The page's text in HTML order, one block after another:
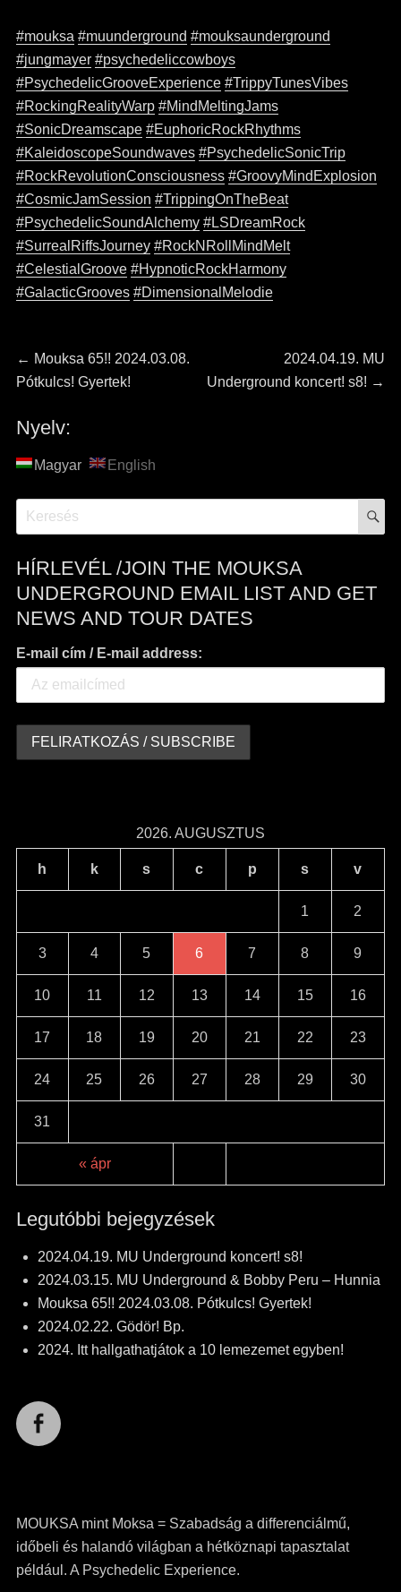
#mouksa #muunderground #mouksaunderground
#jungmayer #psychedeliccowboys
#PsychedelicGrooveExperience #TrippyTunesVibes
#RockingRealityWarp #MindMeltingJams
#SonicDreamscape #EuphoricRockRhythms
#KaleidoscopeSoundwaves #PsychedelicSonicTrip
#RockRevolutionConsciousness #GroovyMindExplosion
#CosmicJamSession #TrippingOnTheBeat
#PsychedelicSoundAlchemy #LSDreamRock
#SurrealRiffsJourney #RockNRollMindMelt
#CelestialGroove #HypnoticRockHarmony
#GalacticGrooves #DimensionalMelodie
Bejegyzés
← Previous
post:
Mouksa 65!! 2024.03.08.
Pótkulcs! Gyertek!
Next
post:
2024.04.19. MU
Underground koncert! s8! →
Nyelv:
Magyar English
Search
for:
HÍRLEVÉL /JOIN THE MOUKSA
UNDERGROUND EMAIL LIST AND GET
NEWS AND TOUR DATES
E-mail cím / E-mail address:
2026. AUGUSZTUS
h k s c p s v
« ápr
1 2
3 4 5 6 7 8 9
10 11 12 13 14 15 16
17 18 19 20 21 22 23
24 25 26 27 28 29 30
31
Legutóbbi bejegyzések
2024.04.19. MU Underground koncert! s8!
2024.03.15. MU Underground & Bobby Peru – Hunnia
Mouksa 65!! 2024.03.08. Pótkulcs! Gyertek!
2024.02.22. Gödör! Bp.
2024. Itt hallgathatjátok a 10 lemezemet egyben!
MOUKSA mint Moksa = Szabadság a differenciálmű,
időbeli és halandó világban a hétköznapi tapasztalat
például. A Psychedelic Experience.